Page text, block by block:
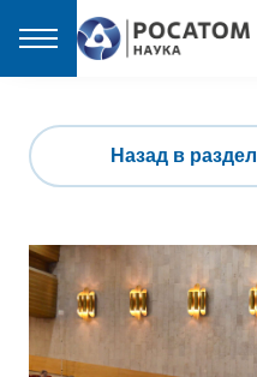
Назад в раздел